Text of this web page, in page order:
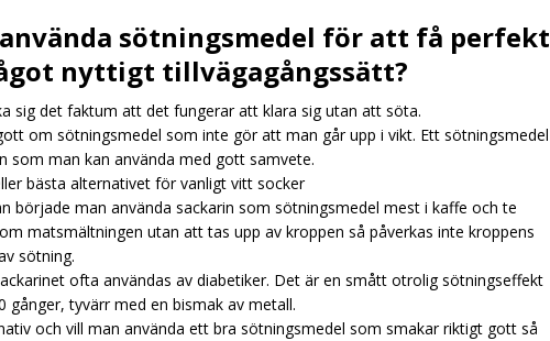
[ July 20, 2026 ] Det främsta sötningsmedlet: Sockerkoncentrat utan bismak
UNCATEGORIZED
[ July 6, 2026 ] Citronsyra kaffebryggare: Effektiv rengöring för din maskin
UNCATEGORIZED
[ June 19, 2026 ] Din vägledning till de bästa tillfällena för att köpa askorbinsyra
UNCATEGORIZED
[ June 12, 2026 ]
sötningsmedel för att få perfekt
nyttigt tillvägagångssätt?
sig det faktum att det fungerar att klara sig utan att söta.
om sötningsmedel som inte gör att man går upp i vikt. Ett sötningsmedel
som man kan använda med gott samvete.
bästa alternativet för vanligt vitt socker
började man använda sackarin som sötningsmedel mest i kaffe och te
matsmältningen utan att tas upp av kroppen så påverkas inte kroppens
sötning.
ofta användas av diabetiker. Det är en smått otrolig sötningseffekt
gånger, tyvärr med en bismak av metall.
och vill man använda ett bra sötningsmedel som smakar riktigt gott så